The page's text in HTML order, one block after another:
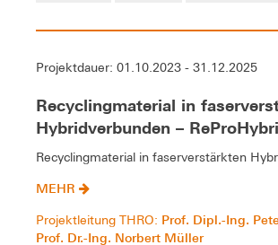
Projektdauer: 01.10.2023 - 31.12.2025
Recyclingmaterial in
Hybridverbunden –
Recyclingmaterial in faserverstärkten
MEHR
Projektleitung THRO: Prof. Dipl.-Ing.
Prof. Dr.-Ing. Norbert Müller